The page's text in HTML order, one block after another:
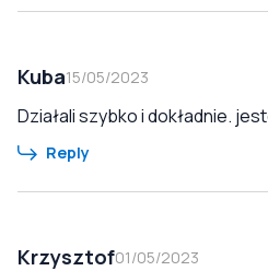
Kuba15/05/2023
Działali szybko i dokładnie.
Reply
Krzysztof01/05/2023